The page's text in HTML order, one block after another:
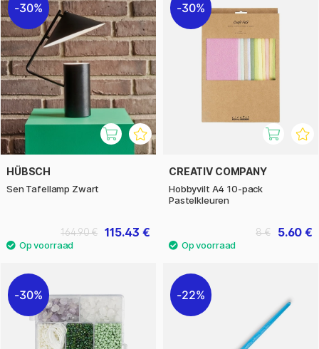
30%
HÜBSCH
Sen Tafellamp Zwart
115.43 €
164.90 €
30%
CREATIV COMPANY
Hobbyvilt A4 10-pack
Pastelkleuren
5.60 €
8 €
30% 22%